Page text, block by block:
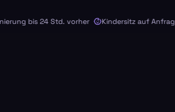
bis 24 Std. vorher Kindersitz auf Anfrage